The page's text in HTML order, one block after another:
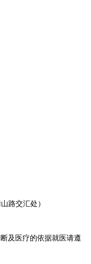
路交汇处）
及医疗的依据就医请遵